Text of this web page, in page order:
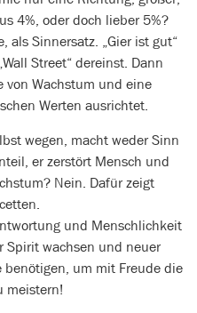
4%, oder doch lieber 5%?
als Sinnersatz. „Gier ist gut“
Street“ dereinst. Dann
von Wachstum und eine
Werten ausrichtet.
wegen, macht weder Sinn
er zerstört Mensch und
Nein. Dafür zeigt
und Menschlichkeit
Spirit wachsen und neuer
um mit Freude die
meistern!